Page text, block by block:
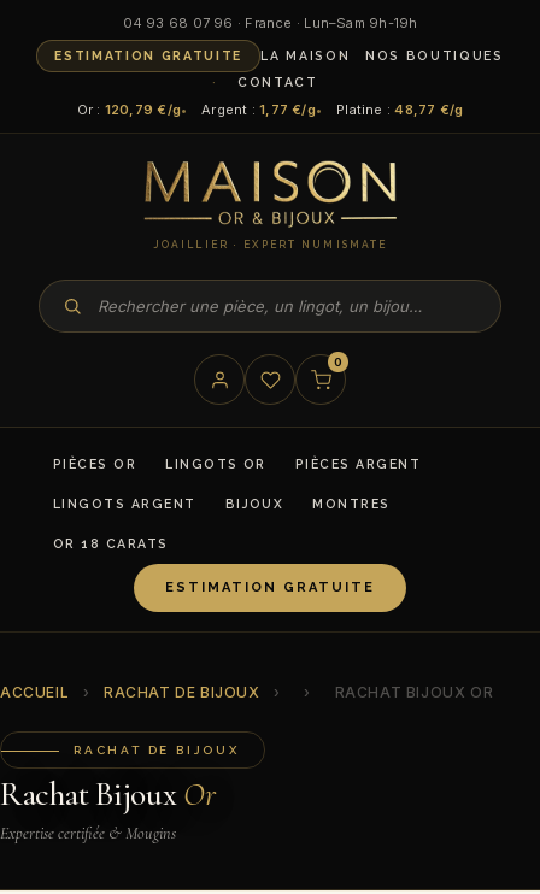
04 93 68 07 96 · France · Lun–Sam 9h-19h
ESTIMATION GRATUITE LA MAISON
NOS BOUTIQUES
CONTACT
Or : 120,79 €/g Argent :1,77 €/g Platine :48,77 €/g
JOAILLIER · EXPERT NUMISMATE
0
PIÈCES OR LINGOTS OR PIÈCES ARGENT
LINGOTS ARGENT BIJOUX MONTRES
OR 18 CARATS
ESTIMATION GRATUITE
ACCUEIL › RACHAT DE BIJOUX › › RACHAT BIJOUX OR
RACHAT DE BIJOUX
Rachat BijouxOr
Expertise certifiée & Mougins